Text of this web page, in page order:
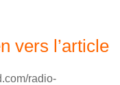
vers l’article
radio-